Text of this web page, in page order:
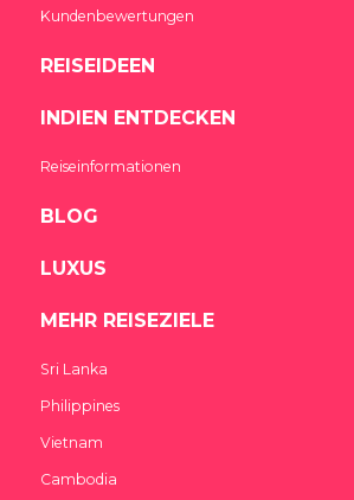
Kundenbewertungen
REISEIDEEN
INDIEN ENTDECKEN
Reiseinformationen
BLOG
LUXUS
MEHR REISEZIELE
Sri Lanka
Philippines
Vietnam
Cambodia